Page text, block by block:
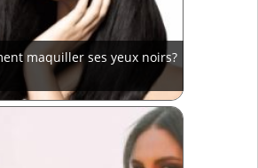
maquiller ses yeux noirs?